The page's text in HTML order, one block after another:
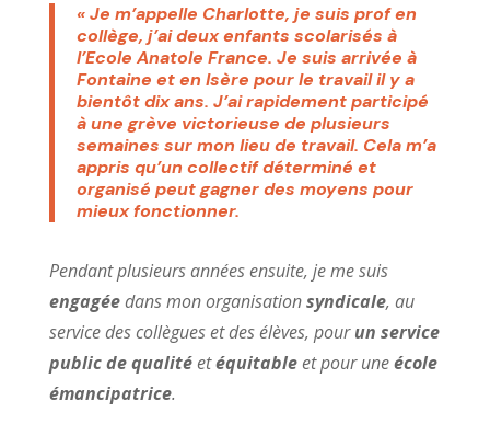
« Je m’appelle Charlotte, je suis prof en
collège, j’ai deux enfants scolarisés à
l’Ecole Anatole France. Je suis arrivée à
Fontaine et en Isère pour le travail il y a
bientôt dix ans. J’ai rapidement participé
à une grève victorieuse de plusieurs
semaines sur mon lieu de travail. Cela m’a
appris qu’un collectif déterminé et
organisé peut gagner des moyens pour
mieux fonctionner.
Pendant plusieurs années ensuite, je me suis
engagéedans mon organisationsyndicale, au
service des collègues et des élèves, pourun service
public de qualitéetéquitableet pour uneécole
émancipatrice.